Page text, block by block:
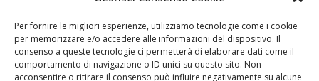
Per fornire le migliori esperienze, utilizziamo tecnologie come i cookie
per memorizzare e/o accedere alle informazioni del dispositivo. Il
consenso a queste tecnologie ci permetterà di elaborare dati come il
comportamento di navigazione o ID unici su questo sito. Non
acconsentire o ritirare il consenso può influire negativamente su alcune
(Enna),
Dario
Bottaro
della
contea ,
Giacomo
Vespo
della Cultura